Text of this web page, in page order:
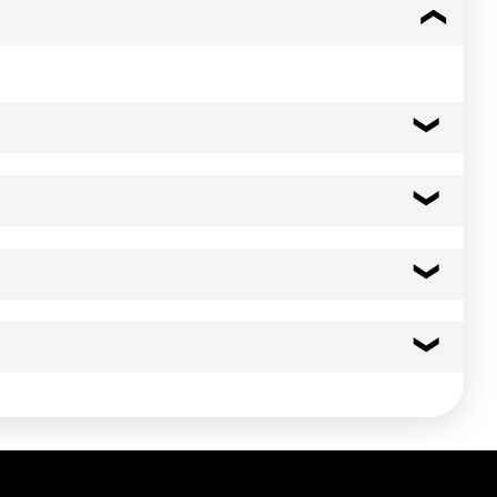
coulé: travailler à 160°C, comme traditionnellement. Pour